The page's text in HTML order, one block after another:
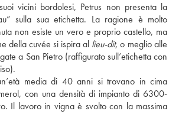
vicini bordolesi, Petrus non presenta la
sulla sua etichetta. La ragione è molto
non esiste un vero e proprio castello, ma
della cuvée si ispira al lieu-dit, o meglio alle
a San Pietro (raffigurato sull’etichetta con
media di 40 anni si trovano in cima
con una densità di impianto di 6300-
Il lavoro in vigna è svolto con la massima